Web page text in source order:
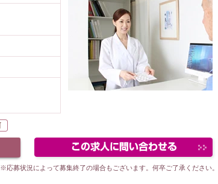
※応募状況によって募集終了の場合もございます。何卒ご了承ください。